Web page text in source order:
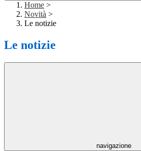
Home >
Novità >
Le notizie
Le notizie
navigazione